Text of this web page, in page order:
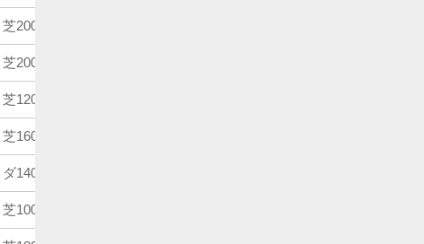
芝2000m
芝2000m
芝1200m
芝1600m
ダ1400m
芝1000m